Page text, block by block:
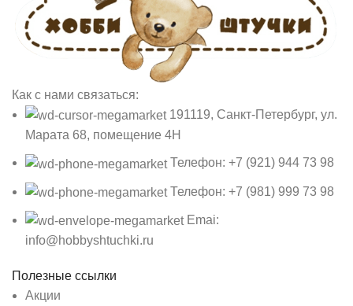
Как с нами связаться:
191119, Санкт-Петербург, ул.
Марата 68, помещение 4Н
Телефон: +7 (921) 944 73 98
Телефон: +7 (981) 999 73 98
Emai:
info@hobbyshtuchki.ru
Полезные ссылки
Акции